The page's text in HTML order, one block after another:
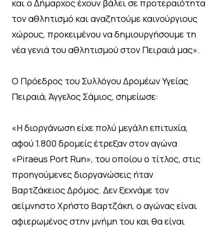
και ο Δήμαρχος έχουν βάλει σε προτεραιότητα
τον αθλητισμό και αναζητούμε καινούργιους
χώρους, προκειμένου να δημιουργήσουμε τη
νέα γενιά του αθλητισμού στον Πειραιά μας».
Ο Πρόεδρος του Συλλόγου Δρομέων Υγείας
Πειραιά, Άγγελος Σάμιος, σημείωσε:
«Η διοργάνωση είχε πολύ μεγάλη επιτυχία,
αφού 1.800 δρομείς έτρεξαν στον αγώνα
«Piraeus Port Run», του οποίου ο τίτλος, στις
προηγούμενες διοργανώσεις ήταν
Βαρτζάκειος Δρόμος. Δεν ξεχνάμε τον
αείμνηστο Χρήστο Βαρτζάκη, ο αγώνας είναι
αφιερωμένος στην μνήμη του και θα είναι